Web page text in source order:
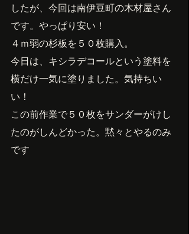
したが、今回は南伊豆町の木材屋さん
です。やっぱり安い！
４ｍ弱の杉板を５０枚購入。
今日は、キシラデコールという塗料を
横だけ一気に塗りました。気持ちい
い！
この前作業で５０枚をサンダーがけし
たのがしんどかった。黙々とやるのみ
です